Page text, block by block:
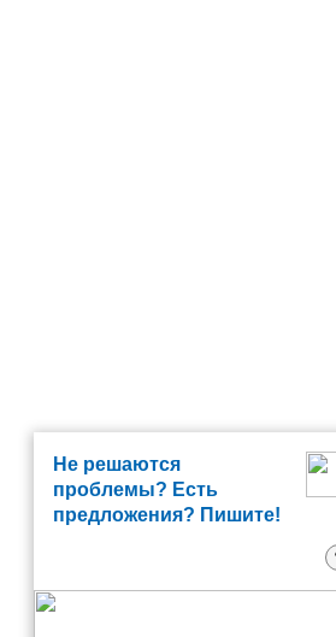
Не решаются
проблемы? Есть
предложения? Пишите!